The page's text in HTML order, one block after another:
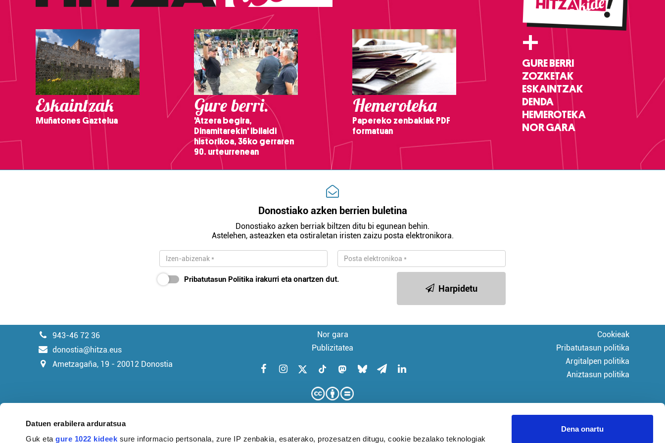
Datuen erabilera arduratsua
Guk etagure 1022 kideek sure informacio pertsonala, zure IP zenbakia, esaterako, prozesatzen ditugu, cookie bezalako teknologiak
Dena onartu
Eskaintzak
Muñatones Gaztelua
Gure berri.
'Atzera begira,
Dinamitarekin' ibilaldi
historikoa, 36ko gerraren
90. urteurrenean
Hemeroteka
Papereko zenbakiak PDF
formatuan
+
GURE BERRI
ZOZKETAK
ESKAINTZAK
DENDA
HEMEROTEKA
NOR GARA
Donostiako azken berrien buletina
Donostiako azken berriak biltzen ditu bi egunean behin.
Astelehen, asteazken eta ostiraletan iristen zaizu posta elektronikora.
Pribatutasun Politika irakurri eta onartzen dut.
Harpidetu
943-46 72 36
donostia@hitza.eus
Ametzagaña, 19 - 20012 Donostia
Nor gara
Publizitatea
Cookieak
Pribatutasun politika
Argitalpen politika
Aniztasun politika